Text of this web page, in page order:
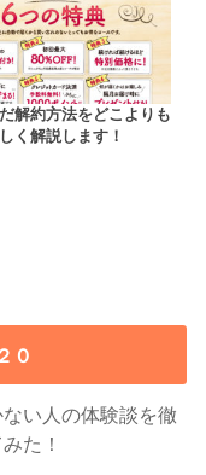
解約方法をどこよりも
く解説します！
０
い人の体験談を徹
た！